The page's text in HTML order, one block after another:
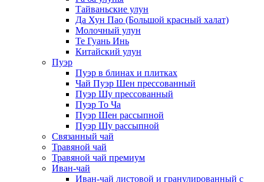
Тайваньские улун
Да Хун Пао (Большой красный халат)
Молочный улун
Те Гуань Инь
Китайский улун
Пуэр
Пуэр в блинах и плитках
Чай Пуэр Шен прессованный
Пуэр Шу прессованный
Пуэр То Ча
Пуэр Шен рассыпной
Пуэр Шу рассыпной
Связанный чай
Травяной чай
Травяной чай премиум
Иван-чай
Иван-чай листовой и гранулированный с